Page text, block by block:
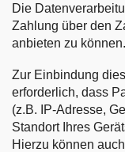
Die
Zahlung über den
anbieten zu können.
Zur Einbindung
erforderlich, dass
(z.B. IP-Adresse,
Standort Ihres
Hierzu können